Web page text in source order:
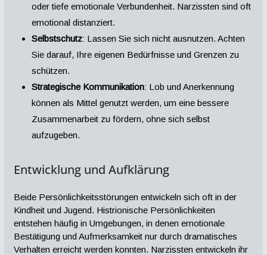
oder tiefe emotionale Verbundenheit. Narzissten sind oft
emotional distanziert.
Selbstschutz: Lassen Sie sich nicht ausnutzen. Achten
Sie darauf, Ihre eigenen Bedürfnisse und Grenzen zu
schützen.
Strategische Kommunikation: Lob und Anerkennung
können als Mittel genutzt werden, um eine bessere
Zusammenarbeit zu fördern, ohne sich selbst
aufzugeben.
Entwicklung und Aufklärung
Beide Persönlichkeitsstörungen entwickeln sich oft in der
Kindheit und Jugend. Histrionische Persönlichkeiten
entstehen häufig in Umgebungen, in denen emotionale
Bestätigung und Aufmerksamkeit nur durch dramatisches
Verhalten erreicht werden konnten. Narzissten entwickeln ihr